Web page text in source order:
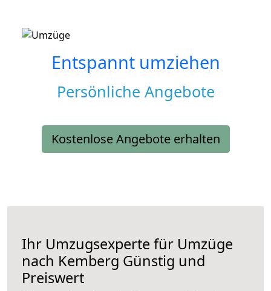
Entspannt umziehen
Persönliche Angebote
Kostenlose Angebote erhalten
Ihr Umzugsexperte für Umzüge
nach Kemberg Günstig und
Preiswert